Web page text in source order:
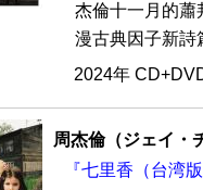
杰倫十一月的蕭
漫古典因子新詩
2024年
周杰倫（ジェイ・
『七里香（台湾